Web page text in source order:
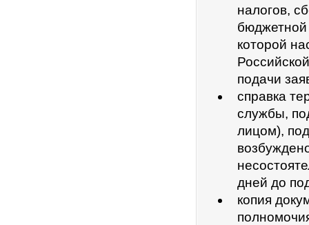
налогов,
бюджетной
которой
подачи
справка
службы,
лицом),
дней до
копия